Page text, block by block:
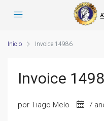
Início Invoice 14986
Invoice
por Tiago Melo 7